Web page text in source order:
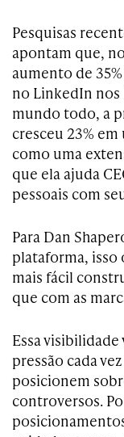
Pesquisas
apontam que,
aumento de
no LinkedIn nos
mundo todo, a
cresceu 23%
como uma
que ela ajuda
pessoais com
Para Dan
plataforma, isso
mais fácil
que com as
Essa
pressão cada
posicionem
controversos.